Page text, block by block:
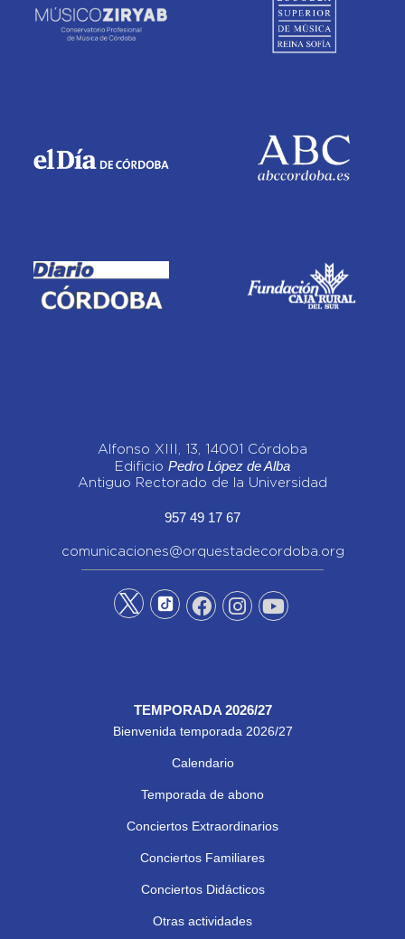
Alfonso XIII, 13, 14001 Córdoba
Edificio Pedro López de Alba
Antiguo Rectorado de la Universidad
957 49 17 67
comunicaciones@orquestadecordoba.org
TEMPORADA 2026/27
Bienvenida temporada 2026/27
Calendario
Temporada de abono
Conciertos Extraordinarios
Conciertos Familiares
Conciertos Didácticos
Otras actividades